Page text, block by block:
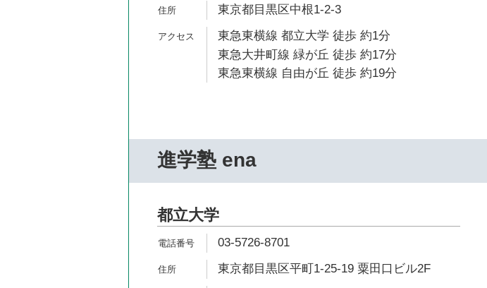
東京都目黒区中根1-2-3
東急東横線 都立大学 徒歩 約1分
東急大井町線 緑が丘 徒歩 約17分
東急東横線 自由が丘 徒歩 約19分
進学塾 ena
都立大学
03-5726-8701
東京都目黒区平町1-25-19 粟田口ビル2F